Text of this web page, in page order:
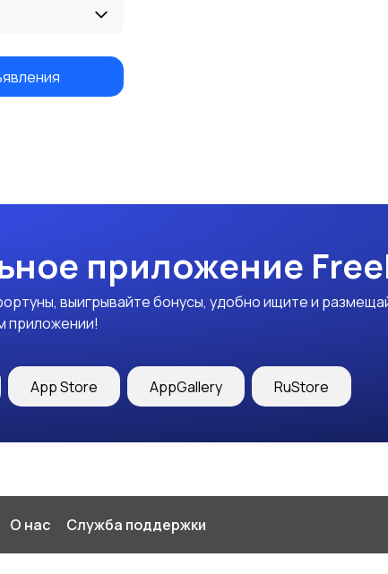
приложение
выигрывайте бонусы, удобно ищите и
приложении!
App Store AppGallery RuStore
О нас Служба поддержки